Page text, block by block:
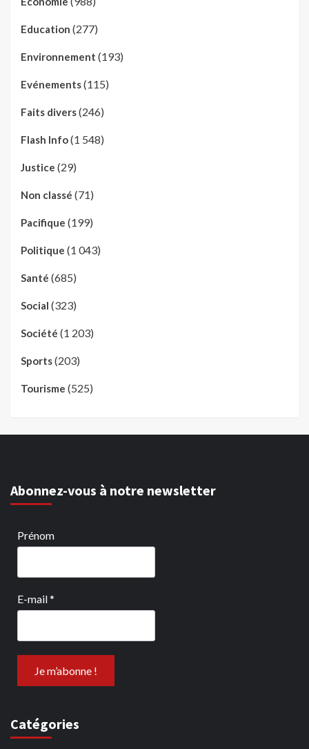
Education (277)
Environnement (193)
Evénements(115)
Faits divers(246)
Flash Info(1 548)
Justice (29)
Non classé (71)
Pacifique (199)
Politique (1 043)
Santé (685)
Social (323)
Société (1 203)
Sports(203)
Tourisme (525)
Abonnez-vous à notre newsletter
Prénom
E-mail*
Catégories